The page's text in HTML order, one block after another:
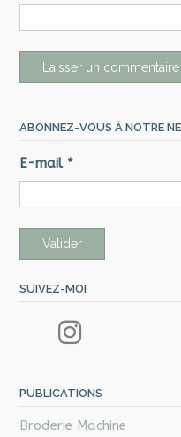
ABONNEZ-VOUS À NOTRE
E-mail *
SUIVEZ-MOI
PUBLICATIONS
Broderie Machine